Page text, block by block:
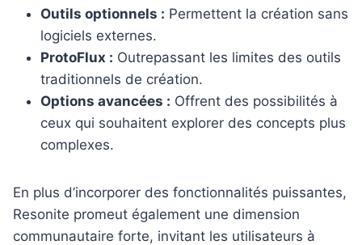
Outils optionnels : Permettent la création sans
logiciels externes.
ProtoFlux : Outrepassant les limites des outils
traditionnels de création.
Options avancées : Offrent des possibilités à
ceux qui souhaitent explorer des concepts plus
complexes.
En plus d’incorporer des fonctionnalités puissantes,
Resonite promeut également une dimension
communautaire forte, invitant les utilisateurs à